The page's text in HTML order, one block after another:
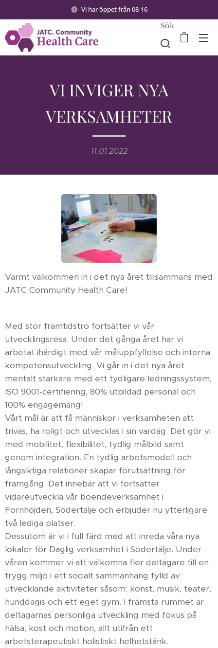
Vi har öppet från 08-16
Sök
VI INVIGER NYA
VERKSAMHETER
11.01.2022
Varmt välkommen in i det nya året tillsammans med
JATC Community Health Care!
Med stor framtidstro fortsätter vi vår
utvecklingsresa. Under det gånga året har vi
arbetat ihärdigt med vår måluppfyllelse och interna
kompetensutveckling. Vi går in i det nya året
mentalt starkare med ett tydligare ledningssystem,
ISO 9001-certifiering, 80% utbildad personal och
100% engagemang!
Vårt mål är att få människor i verksamheten att
trivas, ha roligt och utvecklas i sin vardag. Det gör vi
med mobilitet, flexibilitet, tydlig målbild samt
genom integration. En tydlig arbetsmodell och
långsiktiga relationer skapar förutsättning för
framgång. Det innebär att vi fortsätter
vidareutveckla vår boendeverksamhet i
Fornhöjden, Södertälje och erbjuder nu ytterligare
två lediga platser.
Dessutom är vi i full färd med att inreda våra nya
lokaler för Daglig verksamhet i Södertälje. Under
våren kommer vi att välkomna fler deltagare till en
trygg miljö i ett socialt sammanhang fylld av
utvecklande aktiviteter såsom: konst, musik, teater,
hunddagis och ett eget gym. I främsta rummet är
deltagarnas personliga utveckling med fokus på
hälsa, kost och motion, allt utifrån ett
arbetsterapeutiskt holistiskt helhetstänk.